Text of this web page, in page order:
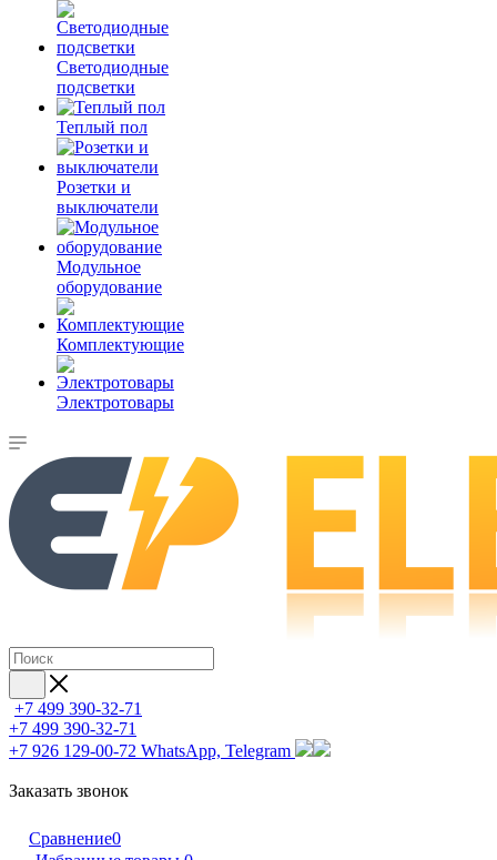
Светодиодные
подсветки
Теплый пол
Розетки и
выключатели
Модульное
оборудование
Комплектующие
Электротовары
+7 499 390-32-71
+7 499 390-32-71
+7 926 129-00-72 WhatsApp, Telegram
Заказать звонок
Сравнение0